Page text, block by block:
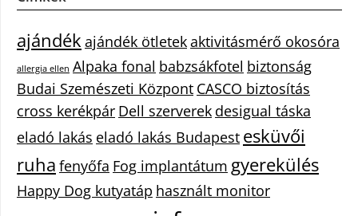
ajándékajándék ötletekaktivitásmérő okosóra
allergia ellen Alpaka fonal babzsákfotel biztonság
Budai Szemészeti Központ CASCO biztosítás
cross kerékpár Dell szerverek desigual táska
eladó lakás eladó lakás Budapest esküvői
ruha fenyőfa Fog implantátum gyerekülés
Happy Dog kutyatáp használt monitor